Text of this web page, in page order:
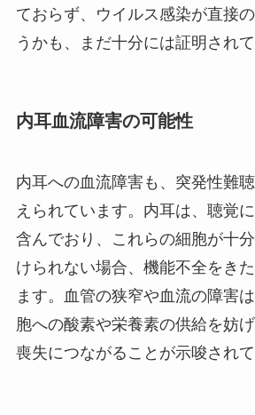
ておらず、ウイルス感染が直接
うかも、まだ十分には証明されて
内耳血流障害の可能性
内耳への血流障害も、突発性難
えられています。内耳は、聴覚
含んでおり、これらの細胞が十
けられない場合、機能不全をき
ます。血管の狭窄や血流の障害
胞への酸素や栄養素の供給を妨
喪失につながることが示唆されて